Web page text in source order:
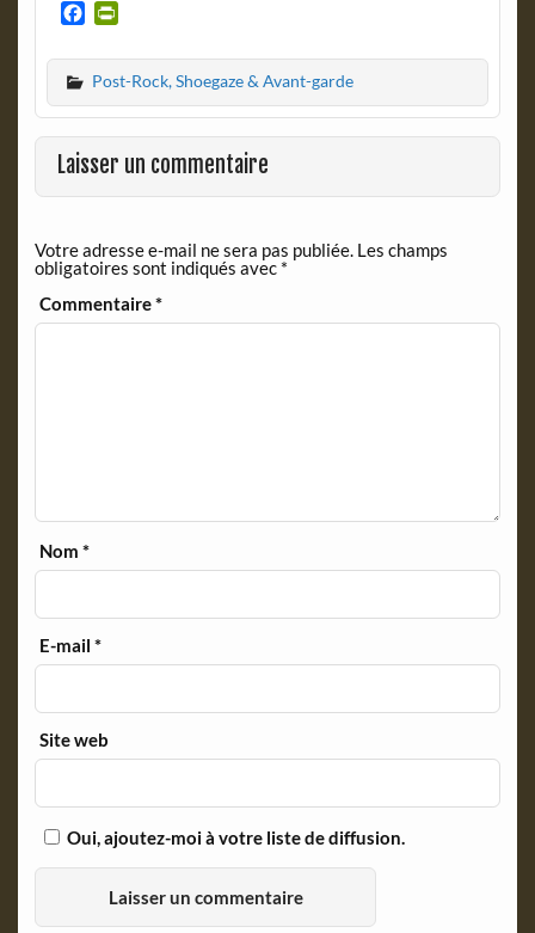
c
e
b
o
o
k
i
n
t
F
r
e
d
l
y
Post-Rock, Shoegaze & Avant-garde
Laisser un commentaire
Votre adresse e-mail ne sera pas publiée. Les champs
obligatoires sont indiqués avec *
Commentaire*
Nom*
E-mail*
Site web
Oui, ajoutez-moi à votre liste de diffusion.